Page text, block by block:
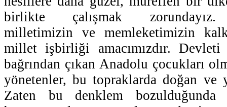
birlikte çalışmak zorundayız.
milletimizin ve memleketimizin
millet işbirliği amacımızdır.
bağrından çıkan Anadolu çocukları
yönetenler, bu topraklarda doğan ve
Zaten bu denklem bozulduğunda